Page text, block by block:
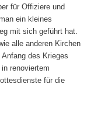
für Offiziere und
ein kleines
mit sich geführt hat.
alle anderen Kirchen
des Krieges
renoviertem
für die